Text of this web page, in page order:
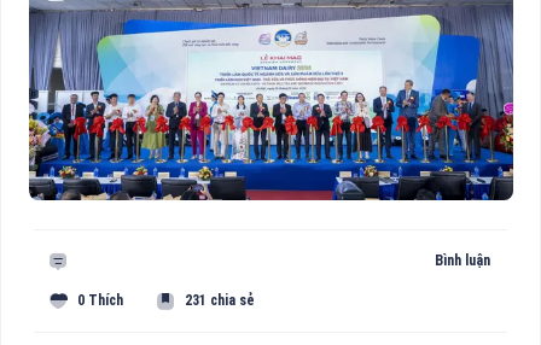
Bình luận
0 Thích 231 chia sẻ